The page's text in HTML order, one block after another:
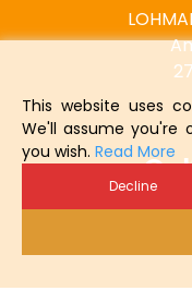
This website uses
We'll assume
you wish. Read More
Decline